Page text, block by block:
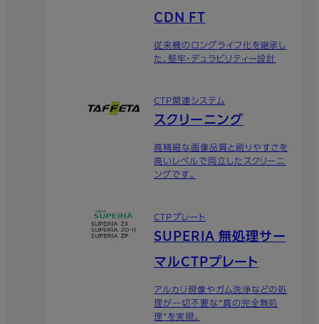
CDN FT
従来機のロングライフ化を継承し
た、堅牢・デュラビリティー設計
CTP関連システム
スクリーニング
高精細な画像品質と刷りやすさを
高いレベルで両立したスクリーニ
ングです。
CTPプレート
SUPERIA 無処理サー
マルCTPプレート
アルカリ現像やガム洗浄などの処
理が一切不要な“真の完全無処
理”を実現。